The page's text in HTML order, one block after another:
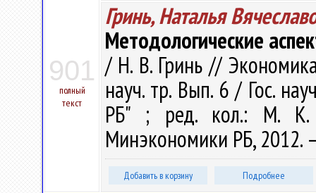
901
полный
текст
Гринь, Наталья
Методологические
/ Н. В. Гринь //
науч. тр. Вып. 6 / Гос.
РБ" ; ред. кол.: М.
Минэкономики РБ, 2012.
Добавить в корзину Подробнее